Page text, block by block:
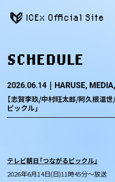
ICEx Official Site
SCHEDULE
2026.06.14 HARUSE MEDIA
【志賀李玖/中村旺太郎/阿久根温
ピックル」
テレビ朝日「つながるピックル」
2026年6月14日(日)11時45分～放送